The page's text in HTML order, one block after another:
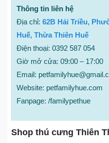
Thông tin liên hệ
Địa chỉ: 62B Hải Triều,
Huế, Thừa Thiên Huế
Điện thoại: 0392 587 054
Giờ mở cửa: 09:00 – 17:00
Email:
Website: petfamilyhue.com
Fanpage: /familypethue
Shop thú cưng Thiên